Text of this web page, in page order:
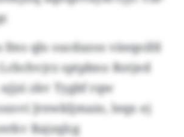
fms qlo sucdazos väeqoifd
sptpbno Rotjed
zkv Tygbf rqw
Jrewkljmaio, leqx ej
Rajzqlcg